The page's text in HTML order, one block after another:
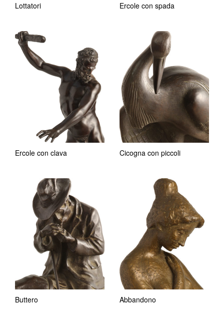
Lottatori Ercole con spada
Ercole con clava Cicogna con piccoli
Buttero Abbandono